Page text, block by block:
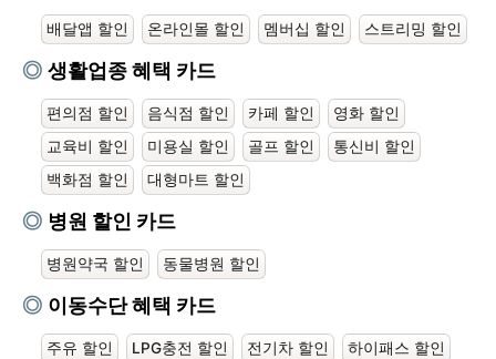
배달앱 할인 온라인몰 할인 멤버십 할인 스트리밍 할인
생활업종 혜택 카드
편의점 할인 음식점 할인 카페 할인
영화 할인
교육비 할인
미용실 할인 골프 할인
통신비 할인
백화점 할인
대형마트 할인
병원 할인 카드
병원약국 할인 동물병원 할인
이동수단 혜택 카드
주유 할인 LPG충전 할인 전기차 할인
하이패스 할인